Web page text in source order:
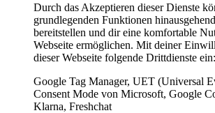
Durch das Akzeptieren dieser Dienste
grundlegenden Funktionen
bereitstellen und dir eine komfortable
Webseite ermöglichen. Mit deiner
dieser Webseite folgende Drittdienste ein:
Google Tag Manager, UET (Universal
Consent Mode von Microsoft, Google
Klarna, Freshchat